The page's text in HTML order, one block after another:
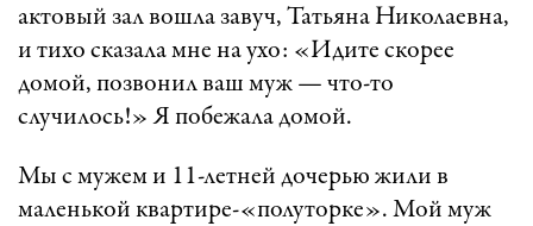
актовый зал вошла завуч, Татьяна Николаевна,
и тихо сказала мне на ухо: «Идите скорее
домой, позвонил ваш муж — что-то
случилось!» Я побежала домой.
Мы с мужем и 11-летней дочерью жили в
маленькой квартире-«полуторке». Мой муж